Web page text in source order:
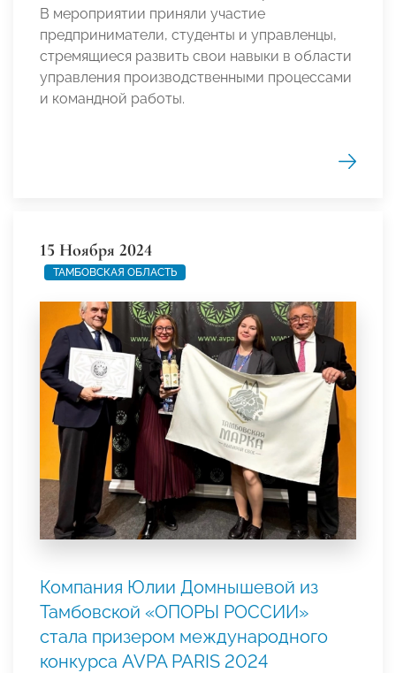
В мероприятии приняли участие
предприниматели, студенты и управленцы,
стремящиеся развить свои навыки в области
управления производственными процессами
и командной работы.
15 Ноября 2024
ТАМБОВСКАЯ ОБЛАСТЬ
Компания Юлии Домнышевой из
Тамбовской «ОПОРЫ РОССИИ»
стала призером международного
конкурса AVPA PARIS 2024